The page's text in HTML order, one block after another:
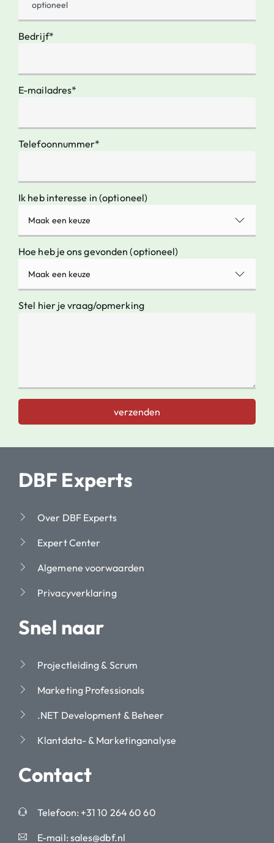
Bedrijf*
E-mailadres*
Telefoonnummer*
Ik heb interesse in (optioneel)
Maak een keuze
Hoe heb je ons gevonden (optioneel)
Maak een keuze
Stel hier je vraag/opmerking
verzenden
DBF Experts
Over DBF Experts
Expert Center
Algemene voorwaarden
Privacyverklaring
Snel naar
Projectleiding & Scrum
Marketing Professionals
.NET Development & Beheer
Klantdata- & Marketinganalyse
Contact
Telefoon: +31 10 264 60 60
E-mail: sales@dbf.nl